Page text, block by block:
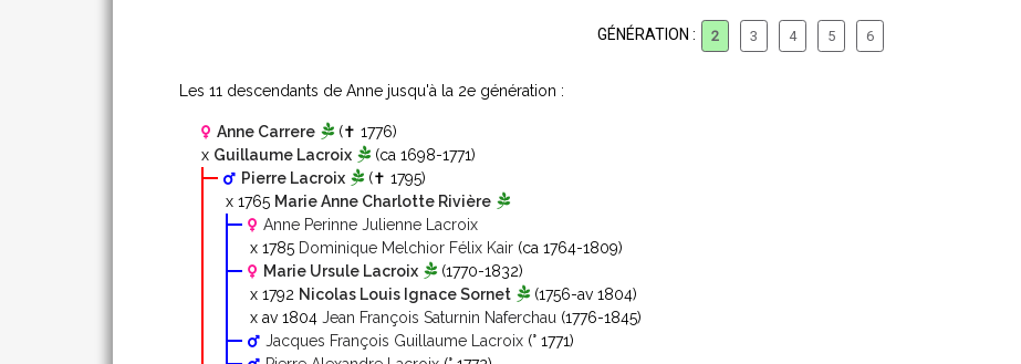
GÉNÉRATION : 2 3 4 5 6
Les 11 descendants de Anne jusqu'à la 2e génération :
Anne Carrere
(✝ 1776)
x Guillaume Lacroix
(ca 1698-1771)
Pierre Lacroix
(✝ 1795)
x 1765 Marie Anne Charlotte Rivière
Anne Perinne Julienne Lacroix
x 1785 Dominique Melchior Félix Kair (ca 1764-1809)
Marie Ursule Lacroix
(1770-1832)
x 1792 Nicolas Louis Ignace Sornet
(1756-av 1804)
x av 1804 Jean François Saturnin Naferchau (1776-1845)
Jacques François Guillaume Lacroix (° 1771)